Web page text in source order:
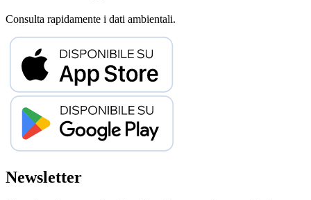
Consulta rapidamente i dati ambientali.
Newsletter